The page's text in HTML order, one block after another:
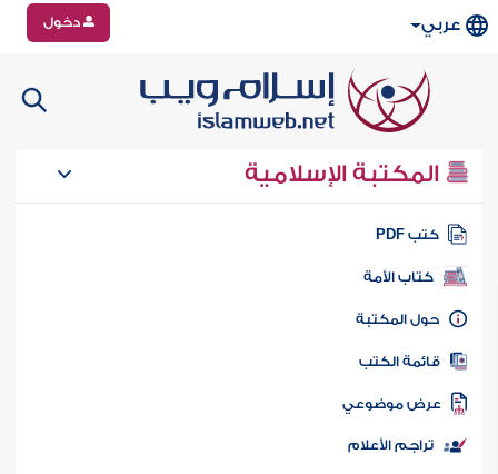
عربي دخول
المكتبة الإسلامية
كتب PDF
كتاب الأمة
المكتبة
الكتب
موضوعي